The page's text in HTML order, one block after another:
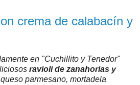
crema de calabacín y
en "Cuchillito y Tenedor"
ravioli de zanahorias y
parmesano, mortadela